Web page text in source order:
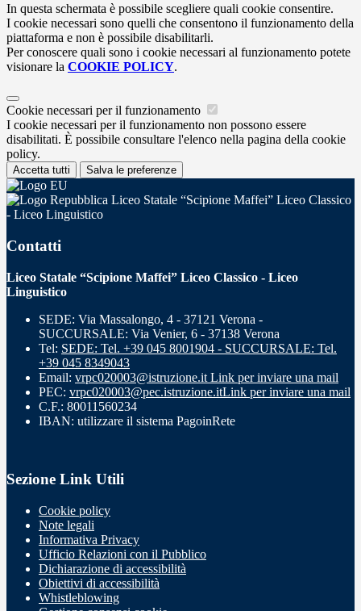
In questa schermata è possibile scegliere quali cookie consentire.
I cookie necessari sono quelli che consentono il funzionamento della
piattaforma e non è possibile disabilitarli.
Per conoscere quali sono i cookie necessari al funzionamento potete
visionare la COOKIE POLICY.
Cookie necessari per il funzionamento
I cookie necessari per il funzionamento non possono essere
disabilitati. È possibile consultare l'elenco nella pagina della cookie
policy.
Accetta tutti Salva le preferenze
Liceo Statale “Scipione Maffei” Liceo Classico
- Liceo Linguistico
Contatti
Liceo Statale “Scipione Maffei” Liceo Classico - Liceo
Linguistico
SEDE: Via Massalongo, 4 - 37121 Verona -
SUCCURSALE: Via Venier, 6 - 37138 Verona
Tel: SEDE: Tel. +39 045 8001904 - SUCCURSALE: Tel.
+39 045 8349043
Email: vrpc020003@istruzione.it Link per inviare una mail
PEC: vrpc020003@pec.istruzione.itLink per inviare una mail
C.F.: 80011560234
IBAN: utilizzare il sistema PagoinRete
Sezione Link Utili
Cookie policy
Note legali
Informativa Privacy
Ufficio Relazioni con il Pubblico
Dichiarazione di accessibilità
Obiettivi di accessibilità
Whistleblowing